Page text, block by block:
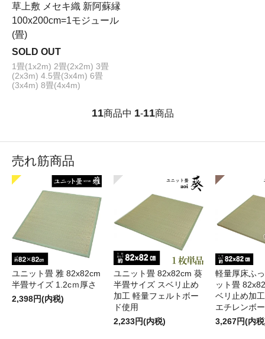
草上敷 メセキ織 新阿蘇縁
100x200cm=1モジュール
(畳)
SOLD OUT
1畳(1x2m) 2畳(2x2m) 3畳
(2x3m) 4.5畳(3x4m) 6畳
(3x4m) 8畳(4x4m)
11商品中 1-11商品
売れ筋商品
ユニット畳 雅 82x82cm
半畳サイズ 1.2cｍ厚さ
2,398円(内税)
ユニット畳 82x82cm 葵
半畳サイズ スベリ止め
加工 軽量フェルトボー
ド使用
2,233円(内税)
軽量厚床ふ
ット畳
ベリ止め加
エチレンボ
3,267円(内